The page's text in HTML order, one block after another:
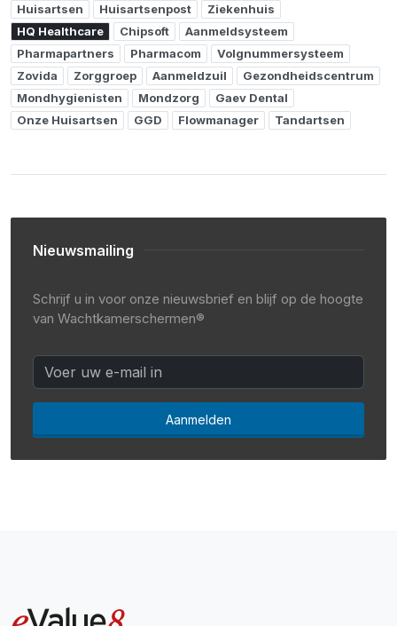
Huisartsen
Huisartsenpost
Ziekenhuis
HQ Healthcare
Chipsoft
Aanmeldsysteem
Pharmapartners
Pharmacom
Volgnummersysteem
Zovida
Zorggroep Aanmeldzuil
Gezondheidscentrum
Mondhygienisten
Mondzorg
Gaev Dental
Onze Huisartsen
GGD Flowmanager Tandartsen
Nieuwsmailing
Schrijf u in voor onze nieuwsbrief en blijf op de hoogte
van Wachtkamerschermen®
Aanmelden